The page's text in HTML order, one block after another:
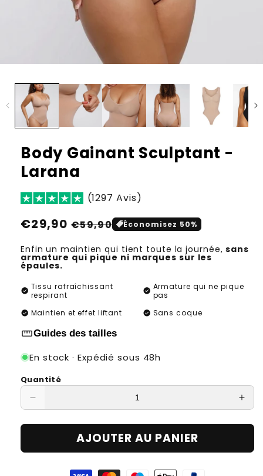
Body Gainant Sculptant -
Larana
(1297 Avis)
Prix
€29,90 Prix
€59,90 Économisez 50%
Enfin un maintien qui tient toute la journée,sans
armature qui pique ni marques sur les
épaules.
check_circle Tissu rafraîchissant
respirant
check_circle Armature qui ne pique
pas
check_circle Maintien et effet liftant check_circle Sans coque
straightenGuides des tailles
En stock · Expédié sous 48h
Quantité
quantité
Body
AJOUTER AU PANIER